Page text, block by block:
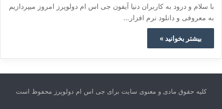
با سلام و درود به کاربران دنیا آیفون جی اس ام دولوپرز امروز میپردازیم
به معروفی و دانلود نرم افزار…
بیشتر بخوانید »
کلیه حقوق مادی و معنوی سایت برای جی اس ام دولوپرز محفوظ است